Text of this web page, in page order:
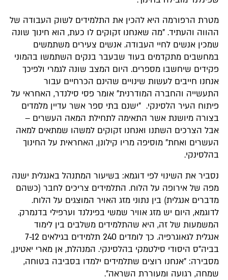
מטרת הרפורמה היא להכין את התלמידים לשוק העבודה של
ההווה והעתיד. "מה שאנחנו זקוקים לו כעת, הוא חינוך שונה
שמכין אנשים לחיי העבודה. אנשים צעירים משתמשים
במחשבים מתקדמים בעוד שבעבר בנקים השתמשו בהמוני
פקידים שיחשבו מספרים. היום המצב שונה לגמרי ולפיכך
אנחנו חייבים לעשות שינויים שהינם הכרחיים עבור
התעשייה והחברה המודרנית" אומר פסי סילנדר, האחראי על
פיתוח העיר הלסינקי. "ישנם בתי ספר אשר עדיין מלמדים
בצורה מיושנת אשר התאימה לתחילת המאה העשרים –
אבל הצרכים השתנו ואנחנו זקוקים למשהו שמתאים למאה
העשרים ואחת" מוסיפה מריו קילונן, האחראית על החינוך
בהלסינקי.
נסביר את השינוי לפי דוגמא: בשיעור המתנהל באנגלית ישנה
מפה של אירופה על הלוח. התלמידים צריכים לחבר (כשהם
מדברים אנגלית) בין נתוני מזג האויר המוצגים על הלוח.
לדוגמא, היום יש מזג אוויר שמשי בפינלנד וערפילי בדנמרק.
המשמעות של זה, היא שהתלמידים משלבים בין לימוד
אנגלית לגאוגרפיה. כך לומדים 240 תלמידים בגילאים 7-12
בביה"ס היסודי סילטמקי בהלסינקי. המנהלת, אן מארי יאטינן,
מסבירה: "אנחנו רוצים שתלמידים ילמדו בסביבה בטוחה,
שמחה, רגועה ומעוררת השראה".